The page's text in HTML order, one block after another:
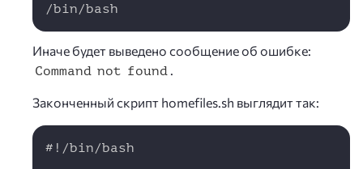
/bin/bash
Иначе будет выведено сообщение об ошибке:
Command not found
Законченный скрипт homefiles.sh выглядит так:
#!/bin/bash